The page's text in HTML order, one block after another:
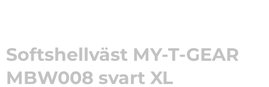
Softshellväst MY-T-GEAR
MBW008 svart XL